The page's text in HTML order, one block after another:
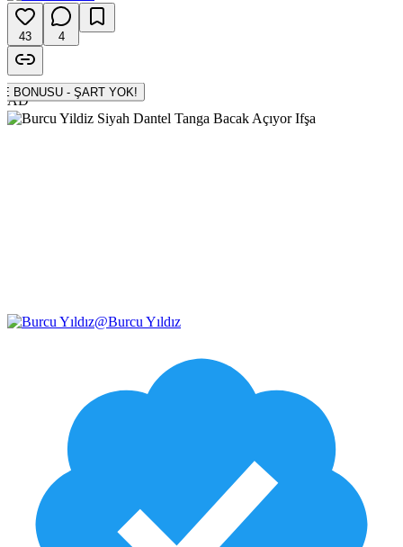
43 4
AD
500 TL DENEME BONUSU - ŞART YOK!
@Burcu Yıldız